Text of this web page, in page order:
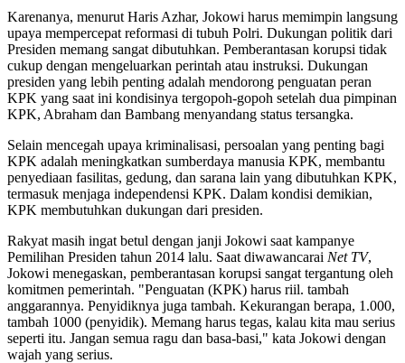
Karenanya, menurut Haris Azhar, Jokowi harus memimpin langsung
upaya mempercepat reformasi di tubuh Polri. Dukungan politik dari
Presiden memang sangat dibutuhkan. Pemberantasan korupsi tidak
cukup dengan mengeluarkan perintah atau instruksi. Dukungan
presiden yang lebih penting adalah mendorong penguatan peran
KPK yang saat ini kondisinya tergopoh-gopoh setelah dua pimpinan
KPK, Abraham dan Bambang menyandang status tersangka.
Selain mencegah upaya kriminalisasi, persoalan yang penting bagi
KPK adalah meningkatkan sumberdaya manusia KPK, membantu
penyediaan fasilitas, gedung, dan sarana lain yang dibutuhkan KPK,
termasuk menjaga independensi KPK. Dalam kondisi demikian,
KPK membutuhkan dukungan dari presiden.
Rakyat masih ingat betul dengan janji Jokowi saat kampanye
Pemilihan Presiden tahun 2014 lalu. Saat diwawancarai Net TV,
Jokowi menegaskan, pemberantasan korupsi sangat tergantung oleh
komitmen pemerintah. "Penguatan (KPK) harus riil. tambah
anggarannya. Penyidiknya juga tambah. Kekurangan berapa, 1.000,
tambah 1000 (penyidik). Memang harus tegas, kalau kita mau serius
seperti itu. Jangan semua ragu dan basa-basi," kata Jokowi dengan
wajah yang serius.